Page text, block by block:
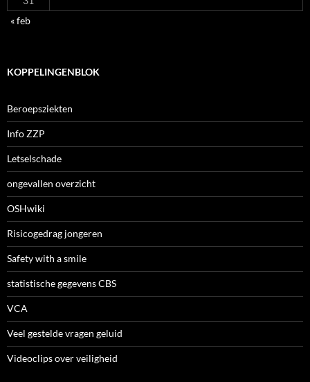
« feb
KOPPELINGENBLOK
Beroepsziekten
Info ZZP
Letselschade
ongevallen overzicht
OSHwiki
Risicogedrag jongeren
Safety with a smile
statistische gegevens CBS
VCA
Veel gestelde vragen geluid
Videoclips over veiligheid